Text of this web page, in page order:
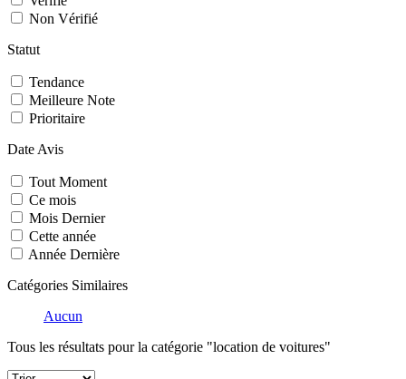
Non Vérifié
Statut
Tendance
Meilleure Note
Prioritaire
Date Avis
Tout Moment
Ce mois
Mois Dernier
Cette année
Année Dernière
Catégories Similaires
Aucun
Tous les résultats pour la catégorie "location de voitures"